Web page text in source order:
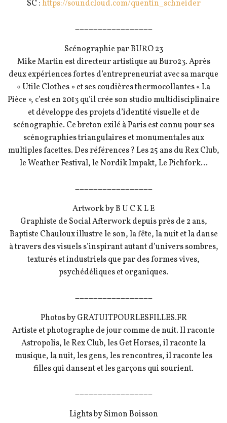
SC : https://soundcloud.com/quentin_schneider
Scénographie par BURO 23
Mike Martin est directeur artistique au Buro23. Après
deux expériences fortes d’entrepreneuriat avec sa marque
« Utile Clothes » et ses coudières thermocollantes « La
Pièce », c’est en 2013 qu’il crée son studio multidisciplinaire
et développe des projets d’identité visuelle et de
scénographie. Ce breton exilé à Paris est connu pour ses
scénographies triangulaires et monumentales aux
multiples facettes. Des références ? Les 25 ans du Rex Club,
le Weather Festival, le Nordik Impakt, Le Pichfork…
Artwork by B U C K L E
Graphiste de Social Afterwork depuis près de 2 ans,
Baptiste Chauloux illustre le son, la fête, la nuit et la danse
à travers des visuels s’inspirant autant d’univers sombres,
texturés et industriels que par des formes vives,
psychédéliques et organiques.
Photos by GRATUITPOURLESFILLES.FR
Artiste et photographe de jour comme de nuit. Il raconte
Astropolis, le Rex Club, les Get Horses, il raconte la
musique, la nuit, les gens, les rencontres, il raconte les
filles qui dansent et les garçons qui sourient.
Lights by Simon Boisson